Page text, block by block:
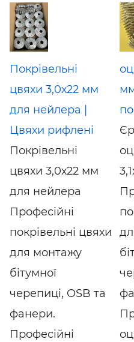
Покрівельні
цвяхи 3,0х22 мм
для нейлера |
Цвяхи рифлені
Покрівельні
цвяхи 3,0х22 мм
для нейлера
Професійні
покрівельні цвяхи
для монтажу
бітумної
черепиці, OSB та
фанери.
Професійні